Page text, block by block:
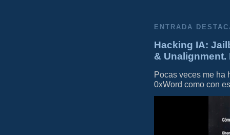
ENTRADA
Hacking IA:
&
Pocas veces me ha
0xWord como con